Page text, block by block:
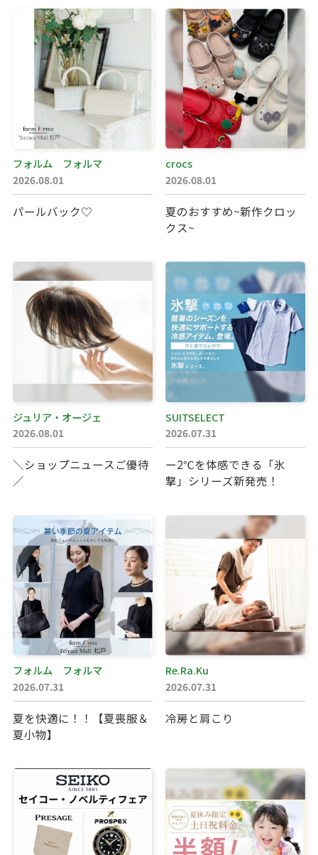
Terrace Mall Matsudo Official Account
閉じる
フォルム フォルマ
2026.08.01
パールバック♡
crocs
2026.08.01
夏のおすすめ~新作クロッ
クス~
ジュリア・オージェ
2026.08.01
＼ショップニュースご優待
／
SUITSELECT
2026.07.31
ー2℃を体感できる「氷
撃」シリーズ新発売！
フォルム フォルマ
2026.07.31
夏を快適に！！【夏喪服＆
夏小物】
Re.Ra.Ku
2026.07.31
冷房と肩こり